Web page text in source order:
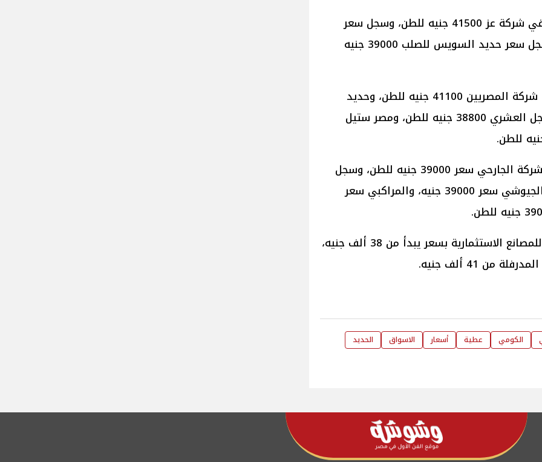
سجل متوسط أسعار الحديد اليوم في شركة عز 41500 جنيه للطن، وسجل سعر
حديد بشاي 41200 جنيه للطن، وسجل سعر حديد السويس للصلب 39000 جنيه
بينما سجل أسعار الحديد اليوم في شركة المصريين 41100 جنيه للطن، وحديد
الكومي 38800 جنيه للطن، كما سجل العشري 38800 جنيه للطن، ومصر ستيل
كما سجل أسعار الحديد اليوم في شركة الجارحي سعر 39000 جنيه للطن، وسجل
حديد سرحان سعر 38800 جنيهًا، والجيوشي سعر 39000 جنيه، والمراكبي سعر
وسجل طن الحديد اليوم بالأسواق للمصانع الاستثمارية بسعر يبدأ من 38 ألف جنيه،
41 ألف جنيه.
الكومي عطية أسعار الاسواق الحديد